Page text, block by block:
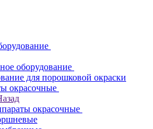
оборудование
для порошковой окраски
окрасочные
окрасочные